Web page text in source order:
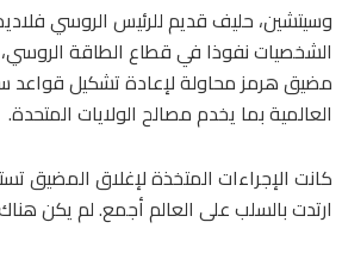
وسيتشين، حليف قديم للرئيس الروسي
الشخصيات نفوذا في قطاع الطاقة
مضيق هرمز محاولة لإعادة تشكيل قواعد
العالمية بما يخدم مصالح الولايات المتحدة.
كانت الإجراءات المتخذة لإغلاق المضيق
ارتدت بالسلب على العالم أجمع. لم يكن